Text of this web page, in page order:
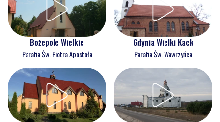
Bożepole Wielkie
Parafia Św. Piotra Apostoła
Gdynia Wielki Kack
Parafia Św. Wawrzyńca